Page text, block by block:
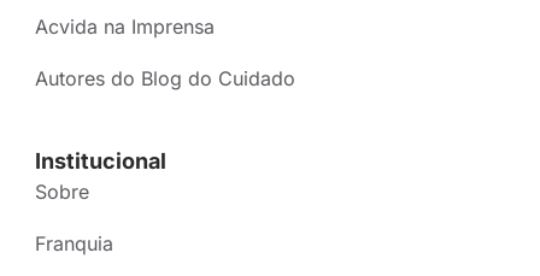
Acvida na Imprensa
Autores do Blog do Cuidado
Institucional
Sobre
Franquia